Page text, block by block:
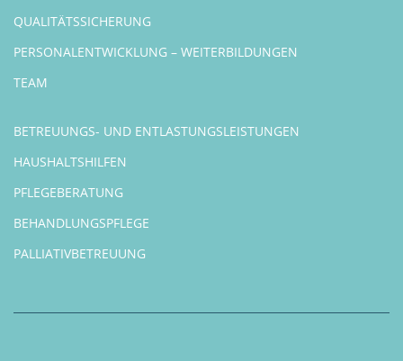
QUALITÄTSSICHERUNG
PERSONALENTWICKLUNG – WEITERBILDUNGEN
TEAM
BETREUUNGS- UND ENTLASTUNGSLEISTUNGEN
HAUSHALTSHILFEN
PFLEGEBERATUNG
BEHANDLUNGSPFLEGE
PALLIATIVBETREUUNG